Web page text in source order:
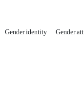
Gender identity Gender